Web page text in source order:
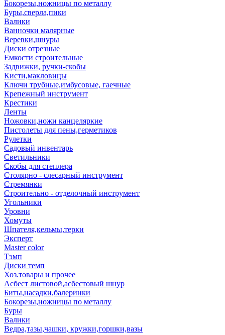
Бокорезы,ножницы по металлу
Буры,сверла,пики
Валики
Ванночки малярные
Веревки,шнуры
Диски отрезные
Емкости строительные
Задвижки, ручки-скобы
Кисти,макловицы
Ключи трубные,имбусовые, гаечные
Крепежный инструмент
Крестики
Ленты
Ножовки,ножи канцеляркие
Пистолеты для пены,герметиков
Рулетки
Садовый инвентарь
Светильники
Скобы для степлера
Столярно - слесарный инструмент
Стремянки
Строительно - отделочный инструмент
Угольники
Уровни
Хомуты
Шпателя,кельмы,терки
Эксперт
Master color
Тэмп
Диски темп
Хоз.товары и прочее
Асбест листовой,асбестовый шнур
Биты,насадки,балеринки
Бокорезы,ножницы по металлу
Буры
Валики
Ведра,тазы,чашки, кружки,горшки,вазы